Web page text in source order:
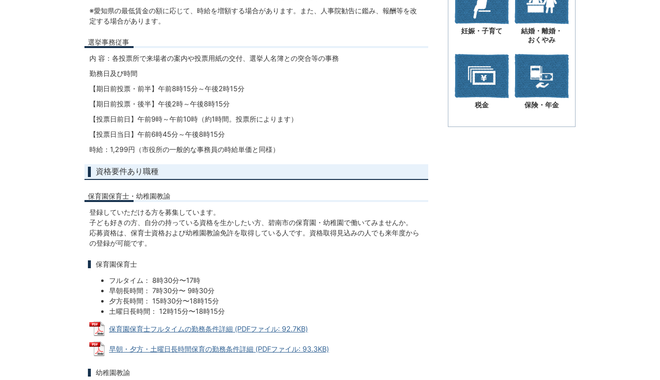
※愛知県の最低賃金の額に応じて、時給を増額する場合があります。また、人事院勧告に鑑み、報酬等を改
定する場合があります。
選挙事務従事
内 容：各投票所で来場者の案内や投票用紙の交付、選挙人名簿との突合等の事務
勤務日及び時間
【期日前投票・前半】午前8時15分～午後2時15分
【期日前投票・後半】午後2時～午後8時15分
【投票日前日】午前9時～午前10時（約1時間。投票所によります）
【投票日当日】午前6時45分～午後8時15分
時給：1,299円（市役所の一般的な事務員の時給単価と同様）
資格要件あり職種
保育園保育士・幼稚園教諭
登録していただける方を募集しています。
子ども好きの方、自分の持っている資格を生かしたい方、碧南市の保育園・幼稚園で働いてみませんか。
応募資格は、保育士資格および幼稚園教諭免許を取得している人です。資格取得見込みの人でも来年度から
の登録が可能です。
保育園保育士
フルタイム： 8時30分〜17時
早朝長時間： 7時30分〜 9時30分
夕方長時間： 15時30分〜18時15分
土曜日長時間： 12時15分〜18時15分
保育園保育士フルタイムの勤務条件詳細 (PDFファイル: 92.7KB)
早朝・夕方・土曜日長時間保育の勤務条件詳細 (PDFファイル: 93.3KB)
幼稚園教諭
妊娠・子育て
結婚・離婚・
おくやみ
税金 保険・年金